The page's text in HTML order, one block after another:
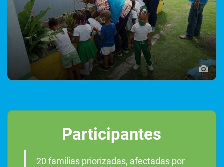
Participantes
20 familias priorizadas, afectadas por